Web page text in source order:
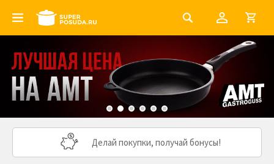
Делай покупки, получай бонусы!